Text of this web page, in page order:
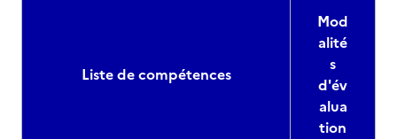
Liste de compétences
Mod
alité
s
d'év
alua
tion